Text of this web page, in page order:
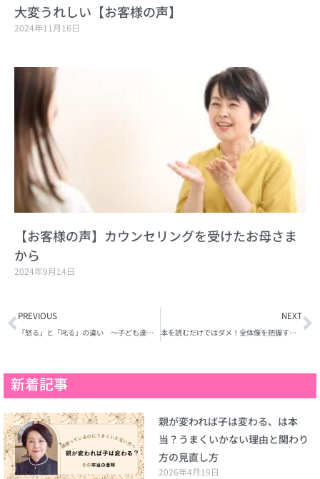
大変うれしい【お客様の声】
2024年11月16日
【お客様の声】カウンセリングを受けたお母さま
から
2024年9月14日
Prev
PREVIOUS
「怒る」と「叱る」の違い ～子ども達に慕われる先生の共通点とは
NEXT
本を読むだけではダメ！全体像を把握することを子ども達に伝えたい
新着記事
親が変われば子は変わる、は本
当？うまくいかない理由と関わり
方の見直し方
2026年4月19日